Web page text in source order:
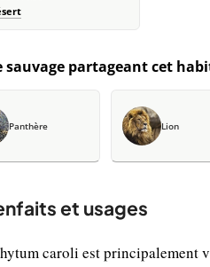
sauvage partageant cet
Panthère Lion
et usages
caroli est principalement